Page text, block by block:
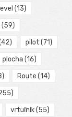
level (13)
(59)
pilot (71)
plocha (16)
Route (14)
vrtuľník(55)